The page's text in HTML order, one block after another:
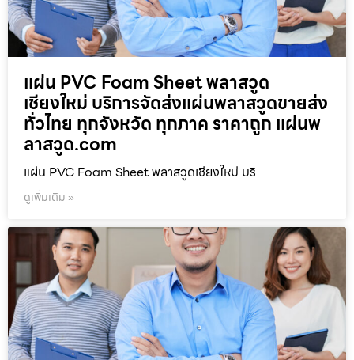
แผ่น PVC Foam Sheet พลาสวูด
เชียงใหม่ บริการจัดส่งแผ่นพลาสวูดขายส่ง
ทั่วไทย ทุกจังหวัด ทุกภาค ราคาถูก แผ่นพ
ลาสวูด.com
แผ่น PVC Foam Sheet พลาสวูดเชียงใหม่ บริ
ดูเพิ่มเติม »